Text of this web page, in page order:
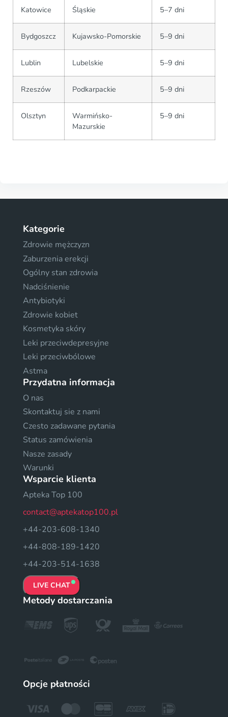
Katowice Śląskie 5–7 dni
Bydgoszcz Kujawsko-Pomorskie 5–9 dni
Lublin Lubelskie 5–9 dni
Rzeszów Podkarpackie 5–9 dni
Olsztyn
Warmińsko-
Mazurskie
5–9 dni
Kategorie
Zdrowie mężczyzn
Zaburzenia erekcji
Ogólny stan zdrowia
Nadciśnienie
Antybiotyki
Zdrowie kobiet
Kosmetyka skóry
Leki przeciwdepresyjne
Leki przeciwbólowe
Astma
Przydatna informacja
O nas
Skontaktuj sie z nami
Czesto zadawane pytania
Status zamówienia
Nasze zasady
Warunki
Wsparcie klienta
Apteka Top 100
contact@aptekatop100.pl
+44-203-608-1340
+44-808-189-1420
+44-203-514-1638
LIVE CHAT
Metody dostarczania
Opcje płatności